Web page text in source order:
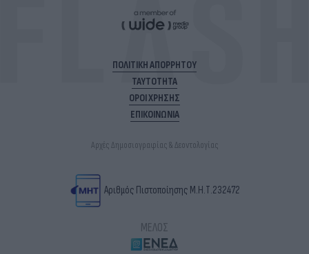
ΠΟΛΙΤΙΚΗ ΑΠΟΡΡΗΤΟΥ
ΤΑΥΤΟΤΗΤΑ
ΟΡΟΙ ΧΡΗΣΗΣ
ΕΠΙΚΟΙΝΩΝΙΑ
Αρχές Δημοσιογραφίας & Δεοντολογίας
Αριθμός Πιστοποίησης Μ.Η.Τ.232472
ΜΕΛΟΣ